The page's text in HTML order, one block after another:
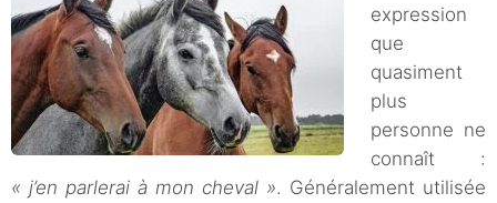
expression
que
quasiment
plus
personne ne
connaît :
« j’en parlerai à mon cheval ». Généralement utilisée